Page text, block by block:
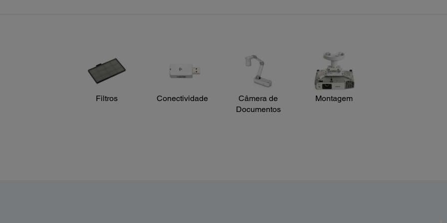
16.9 – 20.28 mm
Razão de zoom:
Zoom Digital 1.0 – 1.2
Tampa da lente:
Upper / Lower: ±15 degrees
Filtros Conectividade
Câmera de
Documentos
Montagem